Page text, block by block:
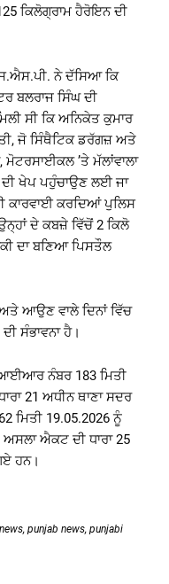
ਕਿਲੋਗ੍ਰਾਮ ਹੈਰੋਇਨ ਦੀ
ਨੇ ਦੱਸਿਆ ਕਿ
ਬਲਰਾਜ ਸਿੰਘ ਦੀ
ਸੀ ਕਿ ਅਨਿਕੇਤ ਕੁਮਾਰ
ਜੋ ਸਿੰਥੈਟਿਕ ਡਰੱਗਜ਼ ਅਤੇ
ਮੋਟਰਸਾਈਕਲ ’ਤੇ ਮੱਲਾਂਵਾਲਾ
ਖੇਪ ਪਹੁੰਚਾਉਣ ਲਈ ਜਾ
ਕਾਰਵਾਈ ਕਰਦਿਆਂ ਪੁਲਿਸ
ਦੇ ਕਬਜ਼ੇ ਵਿੱਚੋਂ 2 ਕਿਲੋ
ਦਾ ਬਣਿਆ ਪਿਸਤੌਲ
ਆਉਣ ਵਾਲੇ ਦਿਨਾਂ ਵਿੱਚ
ਸੰਭਾਵਨਾ ਹੈ।
ਨੰਬਰ 183 ਮਿਤੀ
21 ਅਧੀਨ ਥਾਣਾ ਸਦਰ
19.05.2026 ਨੂੰ
ਐਕਟ ਦੀ ਧਾਰਾ 25
ਹਨ।
, punjab news, punjabi